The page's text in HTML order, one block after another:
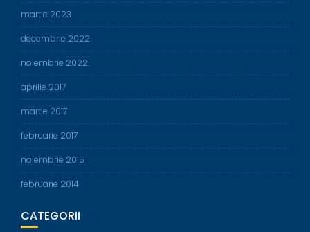
martie 2023
decembrie 2022
noiembrie 2022
aprilie 2017
martie 2017
februarie 2017
noiembrie 2015
februarie 2014
CATEGORII